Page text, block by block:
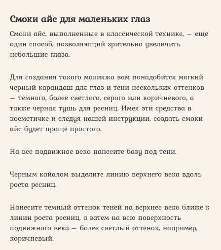
Смоки айс для маленьких глаз
Смоки айс, выполненные в классической технике, – еще
один способ, позволяющий зрительно увеличить
небольшие глаза.
Для создания такого макияжа вам понадобится мягкий
черный карандаш для глаз и тени нескольких оттенков
– темного, более светлого, серого или коричневого, а
также черная тушь для ресниц. Имея эти средства в
косметичке и следуя нашей инструкции, создать смоки
айс будет проще простого.
На все подвижное веко нанесите базу под тени.
Черным кайалом выделите линию верхнего века вдоль
роста ресниц.
Нанесите темный оттенок теней на верхнее веко ближе к
линии роста ресниц, а затем на всю поверхность
подвижного века – более светлый оттенок, например,
коричневый.